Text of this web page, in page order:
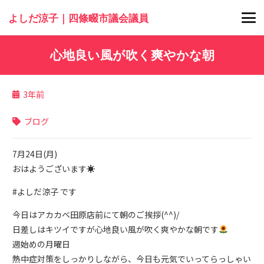
よしだ涼子｜四條畷市議会議員
心地良い風が吹く爽やかな朝
3年前
ブログ
7月24日(月)
おはようございます☀
#よしだ涼子 です
今日はアカカベ田原店前にて朝のご挨拶(^^)/
日差しはキツイですが心地良い風が吹く爽やかな朝です
週始めの月曜日
熱中症対策をしっかりしながら、今日も元気でいってらっしゃい